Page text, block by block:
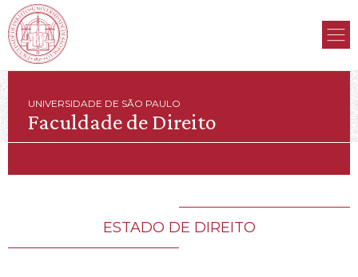
UNIVERSIDADE DE SÃO PAULO
Faculdade de Direito
ESTADO DE DIREITO